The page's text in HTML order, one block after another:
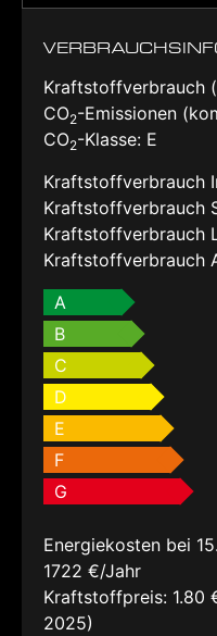
Kraftstoffverbrauch
CO2-Emissionen
CO2-Klasse: E
Kraftstoffverbrauch
Kraftstoffverbrauch
Kraftstoffverbrauch
Kraftstoffverbrauch
A
B
C
D
E
F
G
Energiekosten bei
1722 €/Jahr
Kraftstoffpreis: 1.80
2025)